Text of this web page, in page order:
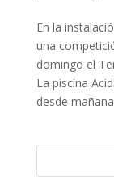
En la
una
domingo el
La piscina
desde